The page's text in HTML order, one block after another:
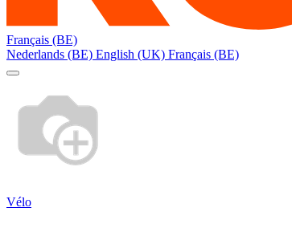
Français (BE)
Nederlands (BE) English (UK) Français (BE)
Vélo